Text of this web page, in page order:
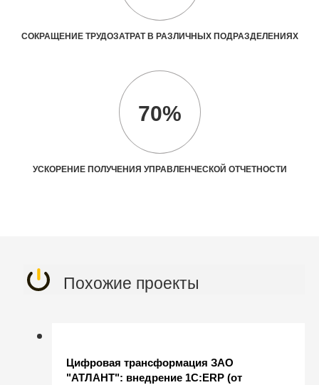
СОКРАЩЕНИЕ ТРУДОЗАТРАТ В РАЗЛИЧНЫХ ПОДРАЗДЕЛЕНИЯХ
70%
УСКОРЕНИЕ ПОЛУЧЕНИЯ УПРАВЛЕНЧЕСКОЙ ОТЧЕТНОСТИ
Похожие проекты
Цифровая трансформация ЗАО
"АТЛАНТ": внедрение 1С:ERP (от